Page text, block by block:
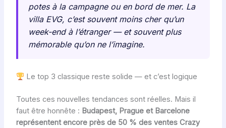
potes à la campagne ou en bord de mer. La
villa EVG, c’est souvent moins cher qu’un
week-end à l’étranger — et souvent plus
mémorable qu’on ne l’imagine.
Le top 3 classique reste solide — et c’est logique
Toutes ces nouvelles tendances sont réelles. Mais il
faut être honnête : Budapest, Prague et Barcelone
représentent encore près de 50 % des ventes Crazy